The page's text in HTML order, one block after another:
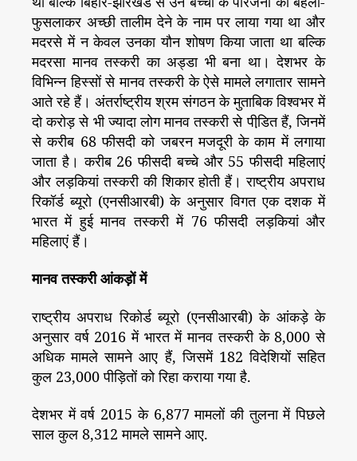
फुसलाकर अच्छी तालीम देने के नाम पर लाया गया था और
मदरसे में न केवल उनका यौन शोषण किया जाता था बल्कि
मदरसा मानव तस्करी का अड्डा भी बना था। देशभर के
विभिन्न हिस्सों से मानव तस्करी के ऐसे मामले लगातार सामने
आते रहे हैं। अंतर्राष्ट्रीय श्रम संगठन के मुताबिक विश्वभर में
दो करोड़ से भी ज्यादा लोग मानव तस्करी से पीडि़त हैं, जिनमें
से करीब 68 फीसदी को जबरन मजदूरी के काम में लगाया
जाता है। करीब 26 फीसदी बच्चे और 55 फीसदी महिलाएं
और लड़कियां तस्करी की शिकार होती हैं। राष्ट्रीय अपराध
रिकॉर्ड ब्यूरो (एनसीआरबी) के अनुसार विगत एक दशक में
भारत में हुई मानव तस्करी में 76 फीसदी लड़कियां और
महिलाएं हैं।
मानव तस्करी आंकड़ों में
राष्ट्रीय अपराध रिकोर्ड ब्यूरो (एनसीआरबी) के आंकड़े के
अनुसार वर्ष 2016 में भारत में मानव तस्करी के 8,000 से
अधिक मामले सामने आए हैं, जिसमें 182 विदेशियों सहित
कुल 23,000 पीड़ितों को रिहा कराया गया है.
देशभर में वर्ष 2015 के 6,877 मामलों की तुलना में पिछले
साल कुल 8,312 मामले सामने आए.